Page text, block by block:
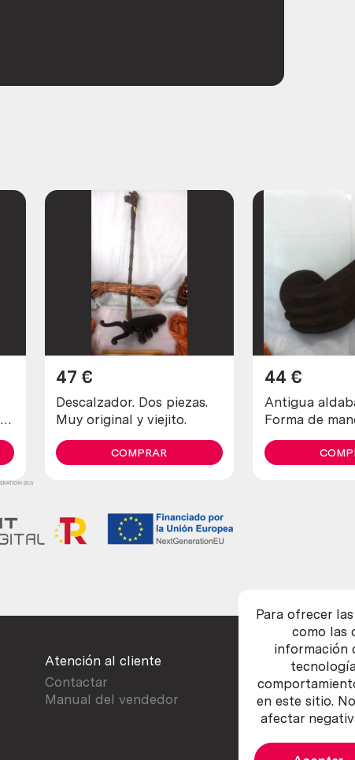
Para ofrecer
como las
información
en este sitio.
afectar
Descalzador. Dos piezas.
Muy original y viejito.
47 €
COMPRAR
Antigua
Forma de
44 €
Atención al cliente
Contactar
Manual del vendedor